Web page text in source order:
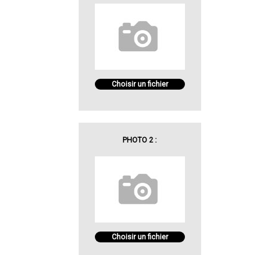
Choisir un fichier
PHOTO 2 :
Choisir un fichier